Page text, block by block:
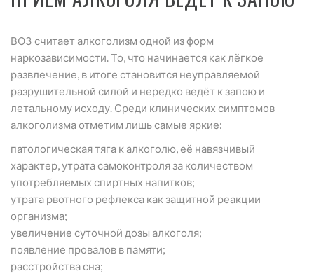
ВОЗ считает алкоголизм одной из форм
наркозависимости. То, что начинается как лёгкое
развлечение, в итоге становится неуправляемой
разрушительной силой и нередко ведёт к запою и
летальному исходу. Среди клинических симптомов
алкоголизма отметим лишь самые яркие:
патологическая тяга к алкоголю, её навязчивый
характер, утрата самоконтроля за количеством
употребляемых спиртных напитков;
утрата рвотного рефлекса как защитной реакции
организма;
увеличение суточной дозы алкоголя;
появление провалов в памяти;
расстройства сна;